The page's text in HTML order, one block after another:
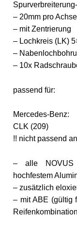
– 20mm pro
– mit Zentrierung
– Lochkreis (LK)
–
– 10x
passend für:
Mercedes-Benz:
CLK (209)
!! nicht passend
– alle NOVUS
hochfestem
– zusätzlich
– mit ABE (gültig